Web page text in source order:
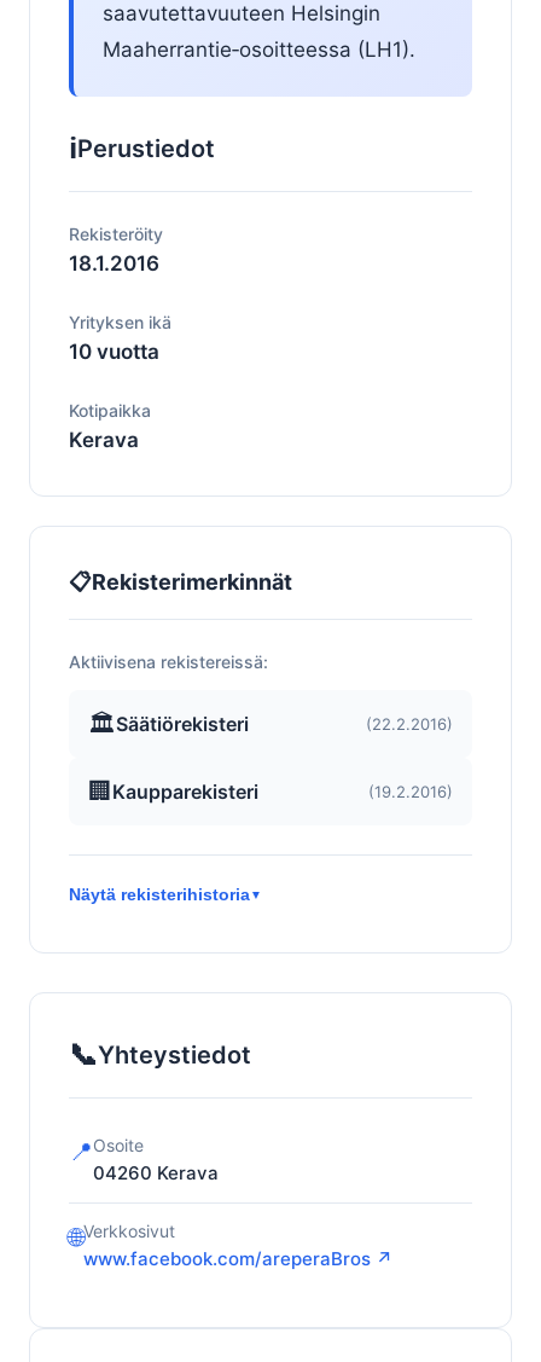
saavutettavuuteen Helsingin
Maaherrantie‑osoitteessa (LH1).
ℹ️Perustiedot
Rekisteröity
18.1.2016
Yrityksen ikä
10 vuotta
Kotipaikka
Kerava
📋Rekisterimerkinnät
Aktiivisena rekistereissä:
🏛️Säätiörekisteri (22.2.2016)
🏢 Kaupparekisteri (19.2.2016)
Näytä rekisterihistoria▼
📞Yhteystiedot
📍Osoite
04260 Kerava
🌐Verkkosivut
www.facebook.com/areperaBros ↗